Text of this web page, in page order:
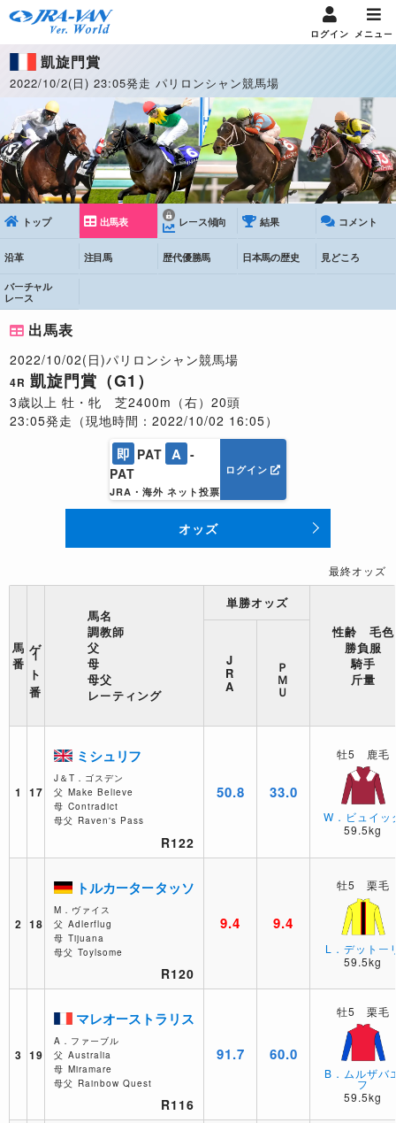
ログイン メニュー
凱旋門賞
2022/10/2(日) 23:05発走 パリロンシャン競馬場
トップ 出馬表 レース傾向 結果 コメント
沿革 注目馬 歴代優勝馬 日本馬の歴史 見どころ
バーチャル
レース
出馬表
2022/10/02(日)パリロンシャン競馬場
4R 凱旋門賞（G1）
3歳以上 牡・牝 芝2400m（右）20頭
23:05発走（現地時間：2022/10/02 16:05）
即 PAT A -
PAT
JRA・海外 ネット投票
ログイン
オッズ
最終オッズ
馬
番 ゲート番
馬名
調教師
父
母
母父
レーティング
単勝オッズ
J
R
A ＰＭＵ
性齢 毛色
勝負服
騎手
斤量
1 17
ミシュリフ
J＆T．ゴスデン
父 Make Believe
母 Contradict
母父 Raven's Pass
R122
50.8 33.0
牡5 鹿毛
W．ビュイッ
59.5kg
2 18
トルカータータッソ
M．ヴァイス
父 Adlerflug
母 Tijuana
母父 Toylsome
R120
9.4 9.4
牡5 栗毛
L．デットー
59.5kg
3 19
マレオーストラリス
A．ファーブル
父 Australia
母 Miramare
母父 Rainbow Quest
R116
91.7 60.0
牡5 栗毛
B．ムルザバ
フ
59.5kg